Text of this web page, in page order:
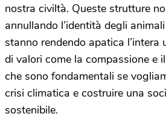
nostra civiltà. Queste strutture
annullando l’identità degli
stanno rendendo apatica l’intera
di valori come la compassione e
che sono fondamentali se
crisi climatica e costruire una
sostenibile.